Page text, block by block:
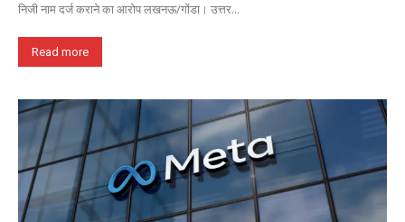
निजी नाम दर्ज कराने का आरोप लखनऊ/गोंडा। उत्तर...
Read more